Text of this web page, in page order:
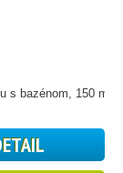
s bazénom, 150 m